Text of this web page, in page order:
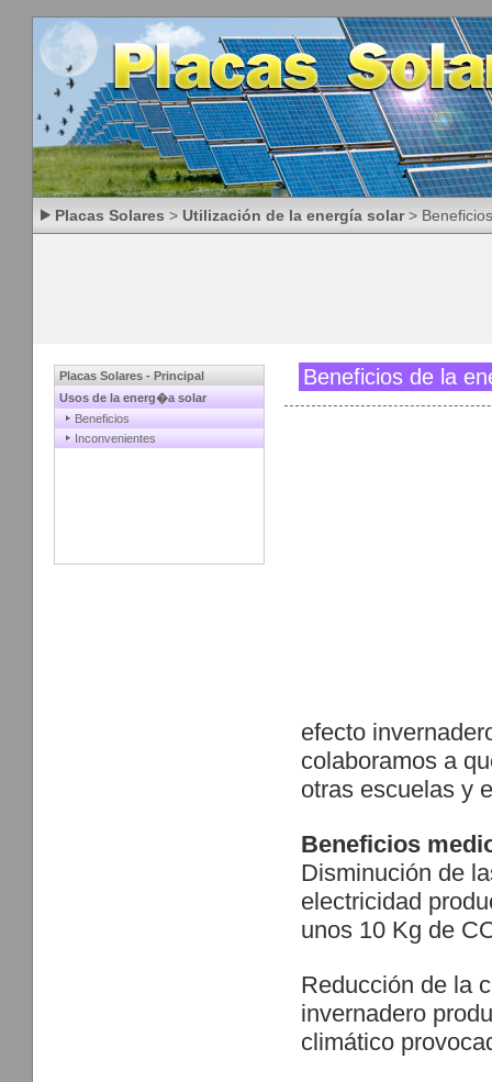
Placas Solares > Utilización de la energía solar> Beneficios
Placas Solares - Principal
Usos de la energ�a solar
Beneficios
Inconvenientes
Beneficios de la
efecto
colaboramos a
otras escuelas y
Beneficios
Disminución de
electricidad
unos 10 Kg de
Reducción de la
invernadero
climático